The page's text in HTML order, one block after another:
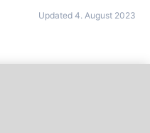
Updated 4. August 2023